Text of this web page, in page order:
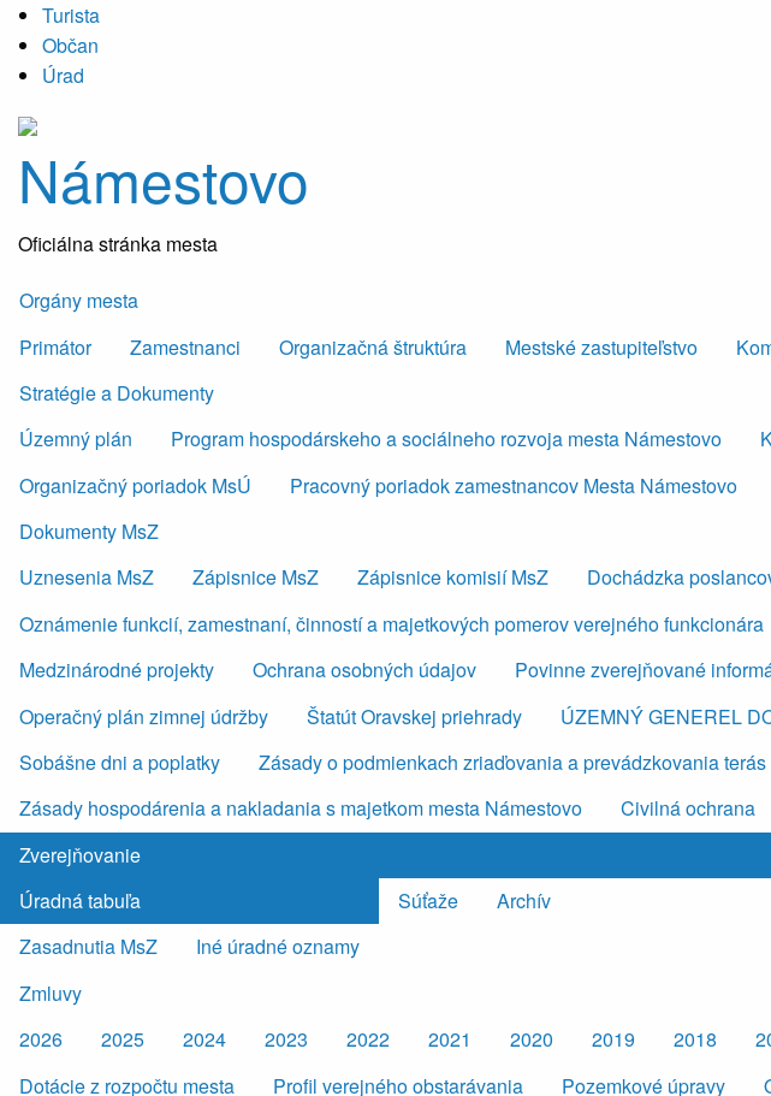
Turista
Občan
Úrad
Námestovo
Oficiálna stránka mesta
Orgány mesta
Primátor
Zamestnanci Organizačná štruktúra Mestské zastupiteľstvo
Stratégie a Dokumenty
Územný plán
Program hospodárskeho a sociálneho rozvoja mesta Námestovo
Organizačný poriadok MsÚ
Pracovný poriadok zamestnancov Mesta Námestovo
Dokumenty MsZ
Uznesenia MsZ
Zápisnice MsZ Zápisnice komisií MsZ
Dochádzka
Oznámenie funkcií, zamestnaní, činností a majetkových pomerov verejného funkcionára
Medzinárodné projekty
Ochrana osobných údajov Povinne zverejňované
Operačný plán zimnej údržby
Štatút Oravskej priehrady ÚZEMNÝ GENEREL
Sobášne dni a poplatky
Zásady o podmienkach zriaďovania a prevádzkovania terás
Zásady hospodárenia a nakladania s majetkom mesta Námestovo
Civilná ochrana
Zverejňovanie
Úradná tabuľa
Zasadnutia MsZ
Iné úradné oznamy
Súťaže Archív
Zmluvy
2026
2025 2024 2023 2022 2021 2020 2019 2018
Dotácie z rozpočtu mesta Profil verejného obstarávania Pozemkové úpravy